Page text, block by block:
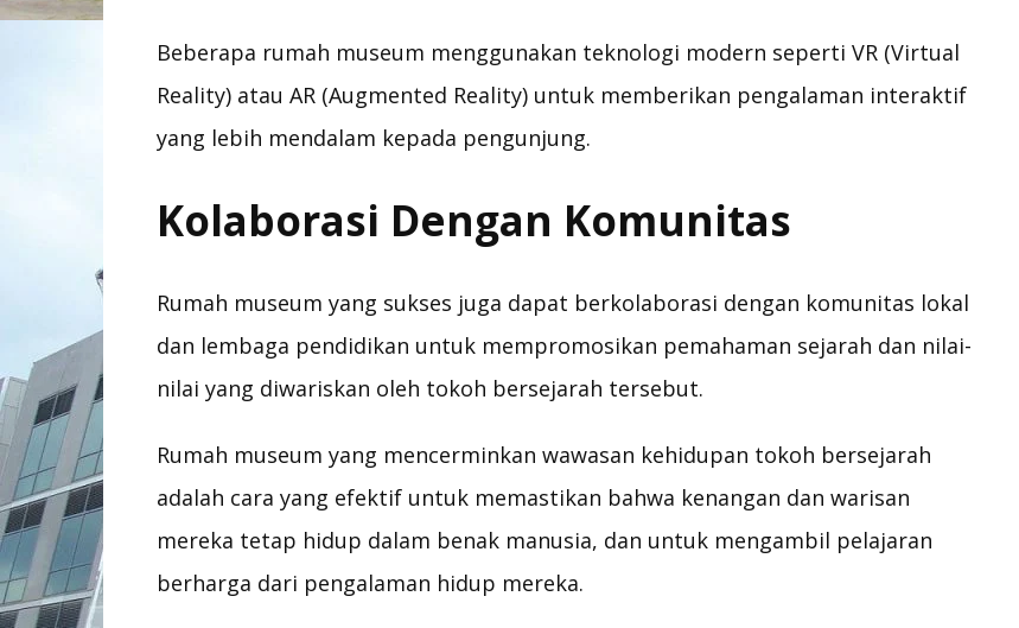
Beberapa rumah museum menggunakan teknologi modern seperti VR (Virtual
Reality) atau AR (Augmented Reality) untuk memberikan pengalaman interaktif
yang lebih mendalam kepada pengunjung.
Kolaborasi Dengan Komunitas
Rumah museum yang sukses juga dapat berkolaborasi dengan komunitas lokal
dan lembaga pendidikan untuk mempromosikan pemahaman sejarah dan nilai-
nilai yang diwariskan oleh tokoh bersejarah tersebut.
Rumah museum yang mencerminkan wawasan kehidupan tokoh bersejarah
adalah cara yang efektif untuk memastikan bahwa kenangan dan warisan
mereka tetap hidup dalam benak manusia, dan untuk mengambil pelajaran
berharga dari pengalaman hidup mereka.